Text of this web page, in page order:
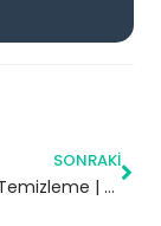
SONRAKI
İkızce Petek Temizleme | Ordu